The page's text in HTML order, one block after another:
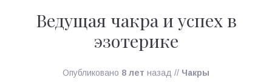
Ведущая чакра и успех в
эзотерике
Опубликовано 8 лет назад // Чакры